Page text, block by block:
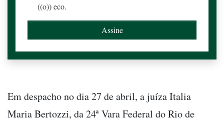
((o)) eco.
Em despacho no dia 27 de abril, a juíza Italia
Maria Bertozzi, da 24ª Vara Federal do Rio de